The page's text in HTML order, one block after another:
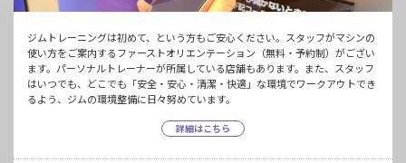
ジムトレーニングは初めて、という方もご安心ください。スタッフがマシンの
使い方をご案内するファーストオリエンテーション（無料・予約制）がござい
ます。パーソナルトレーナーが所属している店舗もあります。また、スタッフ
はいつでも、どこでも「安全・安心・清潔・快適」な環境でワークアウトでき
るよう、ジムの環境整備に日々努めています。
詳細はこちら